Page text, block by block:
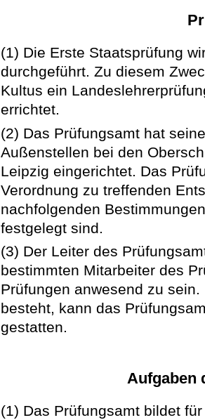
(1) Die Erste Staatsprüfung
durchgeführt. Zu diesem
Kultus ein
errichtet.
(2) Das Prüfungsamt hat
Außenstellen bei den
Leipzig eingerichtet. Das
Verordnung zu treffenden
nachfolgenden
festgelegt sind.
(3) Der Leiter des
bestimmten Mitarbeiter des
Prüfungen anwesend zu
besteht, kann das
gestatten.
Aufgaben
(1) Das Prüfungsamt bildet